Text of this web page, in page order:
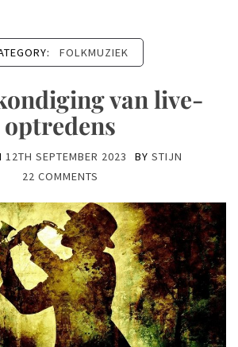
FOLKMUZIEK
van live-
optredens
12TH SEPTEMBER 2023 BY STIJN
22 COMMENTS